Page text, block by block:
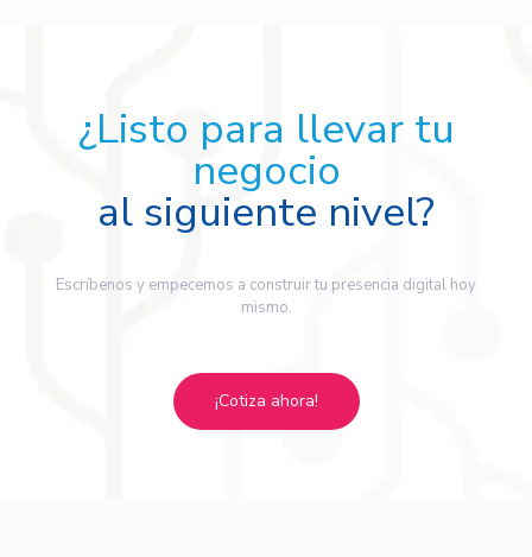
¿Listo para llevar tu
negocio
al siguiente nivel?
Escríbenos y empecemos a construir tu presencia digital hoy
mismo.
¡Cotiza ahora!